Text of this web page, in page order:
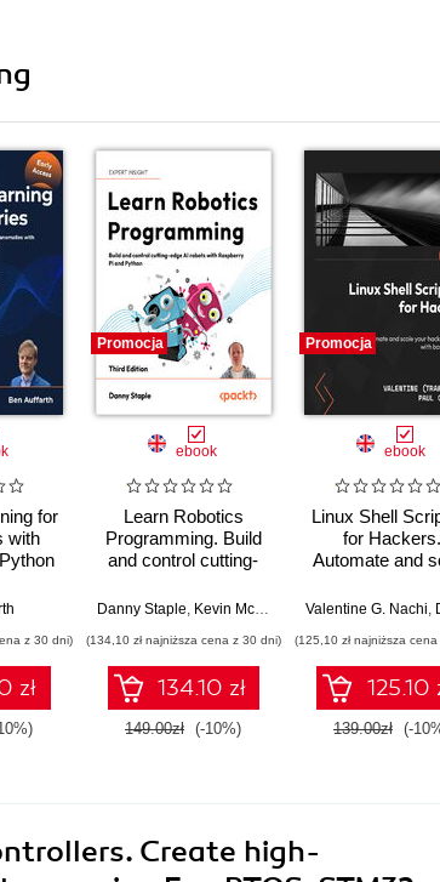
Gandham
for
with
z 30 dni)
zł
Promocja
ebook
Learn Robotics
Programming. Build
and control cutting-
Raspberry Pi and
Danny Staple Kevin McAleer
(134,10 zł najniższa cena z 30 dni)
134.10 zł
149.00zł (-10%)
Promocja
ebook
Linux Shell
for Hackers.
Automate and
with bash
Valentine G. Nachi
(125,10 zł najniższa
125.10
139.00zł (-
Create high-